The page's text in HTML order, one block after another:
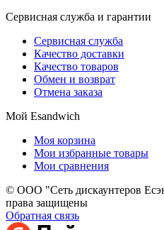
Сервисная служба и гарантии
Сервисная служба
Качество доставки
Качество товаров
Обмен и возврат
Отмена заказа
Мой Esandwich
Моя корзина
Мои избранные товары
Мои сравнения
© ООО "Сеть дискаунтеров
права защищены
Обратная связь